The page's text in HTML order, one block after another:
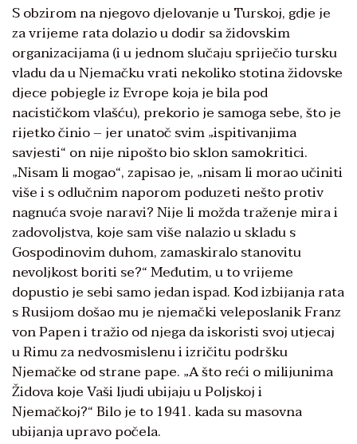
S obzirom na njegovo djelovanje u Turskoj, gdje je
za vrijeme rata dolazio u dodir sa židovskim
organizacijama (i u jednom slučaju spriječio tursku
vladu da u Njemačku vrati nekoliko stotina židovske
djece pobjegle iz Evrope koja je bila pod
nacističkom vlašću), prekorio je samoga sebe, što je
rijetko činio – jer unatoč svim „ispitivanjima
savjesti“ on nije nipošto bio sklon samokritici.
„Nisam li mogao“, zapisao je, „nisam li morao učiniti
više i s odlučnim naporom poduzeti nešto protiv
nagnuća svoje naravi? Nije li možda traženje mira i
zadovoljstva, koje sam više nalazio u skladu s
Gospodinovim duhom, zamaskiralo stanovitu
nevoljkost boriti se?“ Međutim, u to vrijeme
dopustio je sebi samo jedan ispad. Kod izbijanja rata
s Rusijom došao mu je njemački veleposlanik Franz
von Papen i tražio od njega da iskoristi svoj utjecaj
u Rimu za nedvosmislenu i izričitu podršku
Njemačke od strane pape. „A što reći o milijunima
Židova koje Vaši ljudi ubijaju u Poljskoj i
Njemačkoj?“ Bilo je to 1941. kada su masovna
ubijanja upravo počela.